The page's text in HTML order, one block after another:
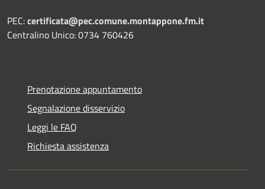
PEC:certificata@pec.comune.montappone.fm.it
Centralino Unico: 0734 760426
Prenotazione appuntamento
Segnalazione disservizio
Leggi le FAQ
Richiesta assistenza